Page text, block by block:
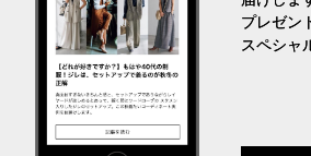
プレゼン
スペシャ